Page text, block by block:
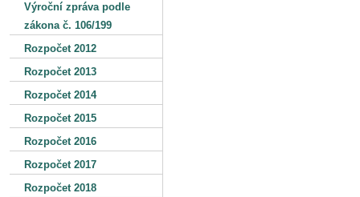
Výroční zpráva podle
zákona č. 106/199
Rozpočet 2012
Rozpočet 2013
Rozpočet 2014
Rozpočet 2015
Rozpočet 2016
Rozpočet 2017
Rozpočet 2018